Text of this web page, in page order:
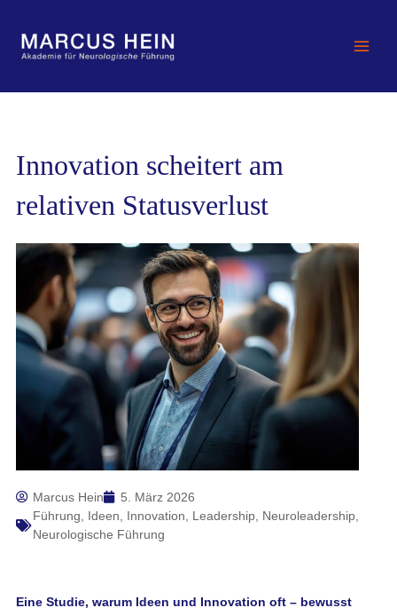
springen
Innovation scheitert am
relativen Statusverlust
Marcus Hein
5. März 2026
Führung
Ideen Innovation Leadership, Neuroleadership,
Neurologische Führung
Eine Studie, warum Ideen und Innovation oft – bewusst